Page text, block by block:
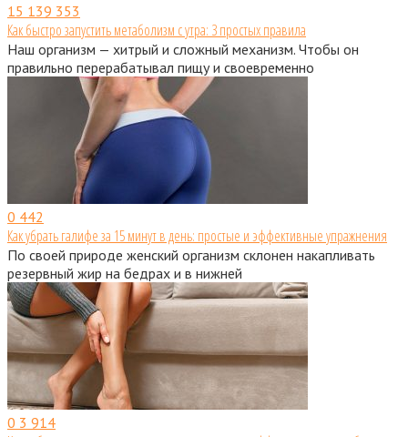
15 139 353
Как быстро запустить метаболизм с утра: 3 простых правила
Наш организм — хитрый и сложный механизм. Чтобы он
правильно перерабатывал пищу и своевременно
0 442
Как убрать галифе за 15 минут в день: простые и эффективные упражнения
По своей природе женский организм склонен накапливать
резервный жир на бедрах и в нижней
0 3 914